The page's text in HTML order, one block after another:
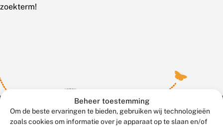
Beheer toestemming
Om de beste ervaringen te bieden, gebruiken wij technologieën
zoals cookies om informatie over je apparaat op te slaan en/of
zoekterm!